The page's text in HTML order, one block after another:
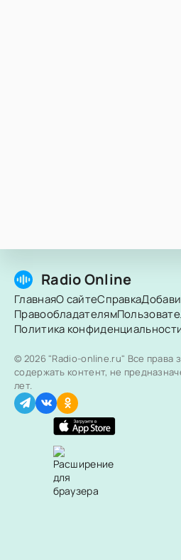
Radio Online
ГлавнаяО сайтеСправка
Правообладателям
Политика
© 2026 "Radio-online.ru" Все права
содержать контент, не
лет.